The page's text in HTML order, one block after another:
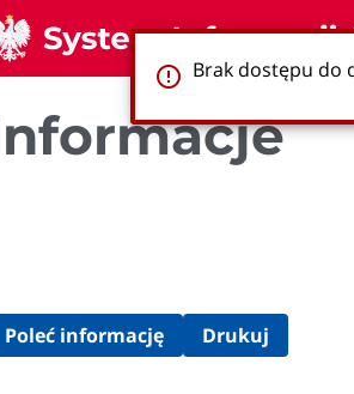
Poleć informację Drukuj
error_outline Brak dostępu do